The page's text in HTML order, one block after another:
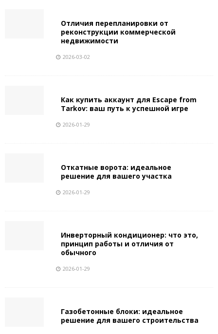
Отличия перепланировки от
реконструкции коммерческой
недвижимости
2026-03-02
Как купить аккаунт для Escape from
Tarkov: ваш путь к успешной игре
2026-01-29
Откатные ворота: идеальное
решение для вашего участка
2026-01-29
Инверторный кондиционер: что это,
принцип работы и отличия от
обычного
2026-01-29
Газобетонные блоки: идеальное
решение для вашего строительства